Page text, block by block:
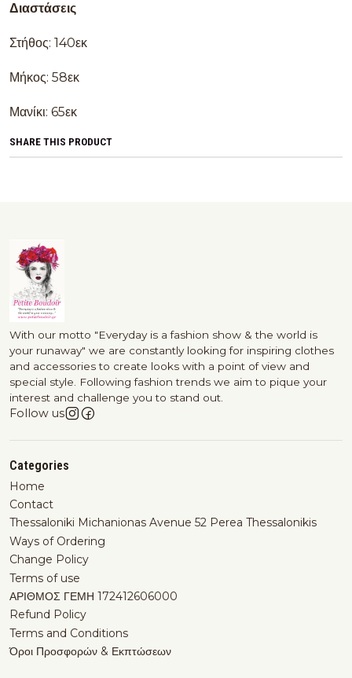
Διαστάσεις
Στήθος: 140εκ
Μήκος: 58εκ
Μανίκι: 65εκ
SHARE THIS PRODUCT
With our motto "Everyday is a fashion show & the world is
your runaway" we are constantly looking for inspiring clothes
and accessories to create looks with a point of view and
special style. Following fashion trends we aim to pique your
interest and challenge you to stand out.
Follow us
Categories
Home
Contact
Thessaloniki Michanionas Avenue 52 Perea Thessalonikis
Ways of Ordering
Change Policy
Terms of use
ΑΡΙΘΜΟΣ ΓΕΜΗ 172412606000
Refund Policy
Terms and Conditions
Όροι Προσφορών & Εκπτώσεων